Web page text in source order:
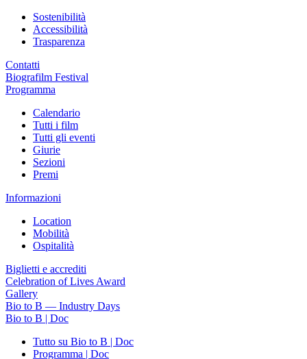
Sostenibilità
Accessibilità
Trasparenza
Contatti
Biografilm Festival
Programma
Calendario
Tutti i film
Tutti gli eventi
Giurie
Sezioni
Premi
Informazioni
Location
Mobilità
Ospitalità
Biglietti e accrediti
Celebration of Lives Award
Gallery
Bio to B — Industry Days
Bio to B | Doc
Tutto su Bio to B | Doc
Programma | Doc